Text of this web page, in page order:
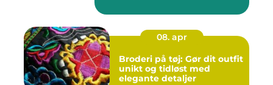
08. apr
Broderi på tøj: Gør dit outfit
unikt og tidløst med
elegante detaljer